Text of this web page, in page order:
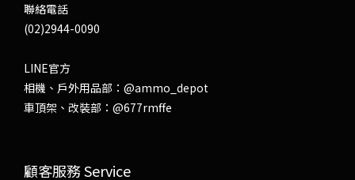
聯絡電話
(02)2944-0090
LINE官方
相機、戶外用品部： @ammo_depot
車頂架、改裝部： @677rmffe
顧客服務 Service